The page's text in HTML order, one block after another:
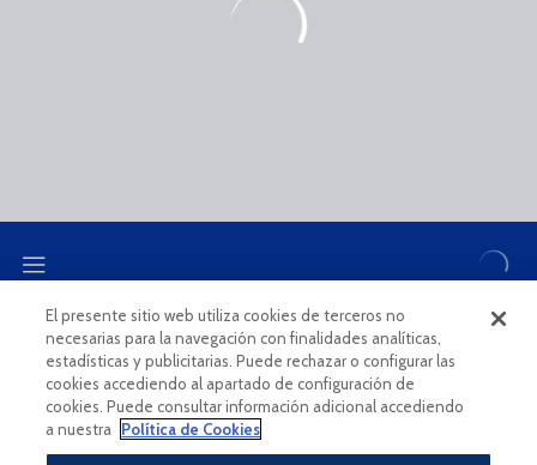
CANAL ÉTICO
El presente sitio web utiliza cookies de terceros no
necesarias para la navegación con finalidades analíticas,
estadísticas y publicitarias. Puede rechazar o configurar las
cookies accediendo al apartado de configuración de
cookies. Puede consultar información adicional accediendo
a nuestra
Política de Cookies